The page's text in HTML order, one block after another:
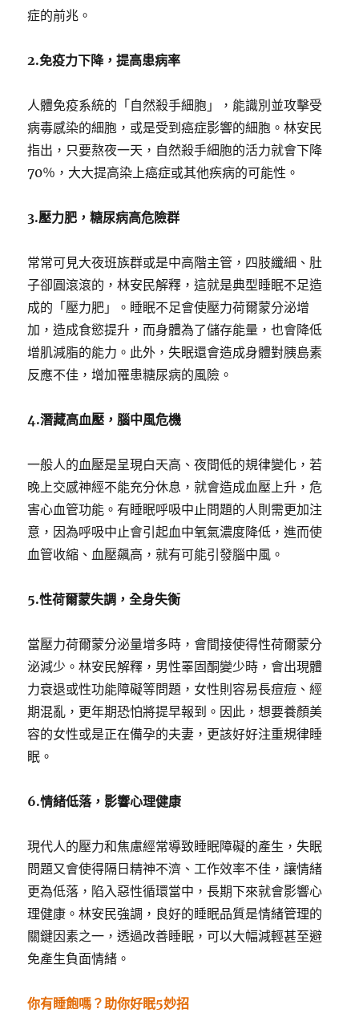
症的前兆。
2.免疫力下降，提高患病率
人體免疫系統的「自然殺手細胞」，能識別並攻擊受
病毒感染的細胞，或是受到癌症影響的細胞。林安民
指出，只要熬夜一天，自然殺手細胞的活力就會下降
70％，大大提高染上癌症或其他疾病的可能性。
3.壓力肥，糖尿病高危險群
常常可見大夜班族群或是中高階主管，四肢纖細、肚
子卻圓滾滾的，林安民解釋，這就是典型睡眠不足造
成的「壓力肥」。睡眠不足會使壓力荷爾蒙分泌增
加，造成食慾提升，而身體為了儲存能量，也會降低
增肌減脂的能力。此外，失眠還會造成身體對胰島素
反應不佳，增加罹患糖尿病的風險。
4.潛藏高血壓，腦中風危機
一般人的血壓是呈現白天高、夜間低的規律變化，若
晚上交感神經不能充分休息，就會造成血壓上升，危
害心血管功能。有睡眠呼吸中止問題的人則需更加注
意，因為呼吸中止會引起血中氧氣濃度降低，進而使
血管收縮、血壓飆高，就有可能引發腦中風。
5.性荷爾蒙失調，全身失衡
當壓力荷爾蒙分泌量增多時，會間接使得性荷爾蒙分
泌減少。林安民解釋，男性睪固酮變少時，會出現體
力衰退或性功能障礙等問題，女性則容易長痘痘、經
期混亂，更年期恐怕將提早報到。因此，想要養顏美
容的女性或是正在備孕的夫妻，更該好好注重規律睡
眠。
6.情緒低落，影響心理健康
現代人的壓力和焦慮經常導致睡眠障礙的產生，失眠
問題又會使得隔日精神不濟、工作效率不佳，讓情緒
更為低落，陷入惡性循環當中，長期下來就會影響心
理健康。林安民強調，良好的睡眠品質是情緒管理的
關鍵因素之一，透過改善睡眠，可以大幅減輕甚至避
免產生負面情緒。
你有睡飽嗎？助你好眠5妙招